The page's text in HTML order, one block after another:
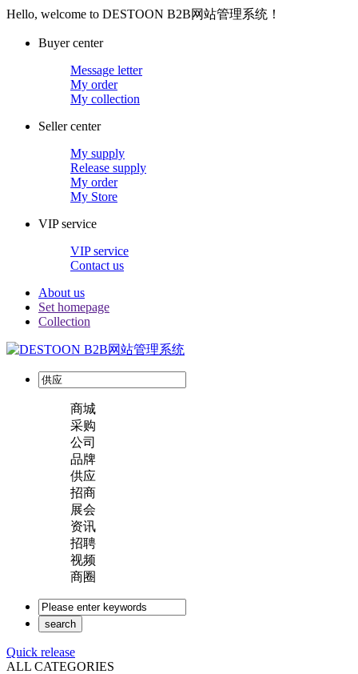
Hello, welcome to DESTOON B2B网站管理系统！
Buyer center
Message letter
My order
My collection
Seller center
My supply
Release supply
My order
My Store
VIP service
VIP service
Contact us
About us
Set homepage
Collection
商城
采购
公司
品牌
供应
招商
展会
资讯
招聘
视频
商圈
Quick release
ALL CATEGORIES